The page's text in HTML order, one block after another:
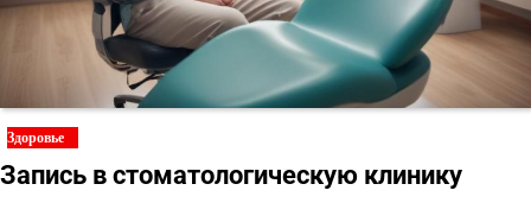
Здоровье
Запись в стоматологическую клинику